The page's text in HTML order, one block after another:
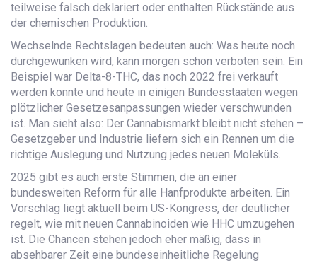
teilweise falsch deklariert oder enthalten Rückstände aus
der chemischen Produktion.
Wechselnde Rechtslagen bedeuten auch: Was heute noch
durchgewunken wird, kann morgen schon verboten sein. Ein
Beispiel war Delta-8-THC, das noch 2022 frei verkauft
werden konnte und heute in einigen Bundesstaaten wegen
plötzlicher Gesetzesanpassungen wieder verschwunden
ist. Man sieht also: Der Cannabismarkt bleibt nicht stehen –
Gesetzgeber und Industrie liefern sich ein Rennen um die
richtige Auslegung und Nutzung jedes neuen Moleküls.
2025 gibt es auch erste Stimmen, die an einer
bundesweiten Reform für alle Hanfprodukte arbeiten. Ein
Vorschlag liegt aktuell beim US-Kongress, der deutlicher
regelt, wie mit neuen Cannabinoiden wie HHC umzugehen
ist. Die Chancen stehen jedoch eher mäßig, dass in
absehbarer Zeit eine bundeseinheitliche Regelung